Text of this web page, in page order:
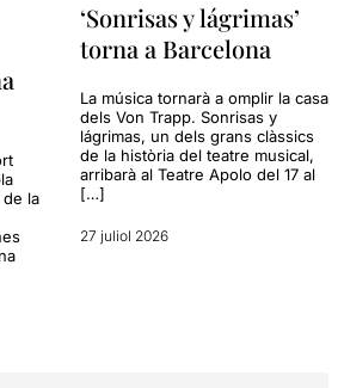
la
‘Sonrisas y lágrimas’
torna a Barcelona
La música tornarà a omplir la casa
dels Von Trapp. Sonrisas y
lágrimas, un dels grans clàssics
de la història del teatre musical,
arribarà al Teatre Apolo del 17 al
[…]
27 juliol 2026